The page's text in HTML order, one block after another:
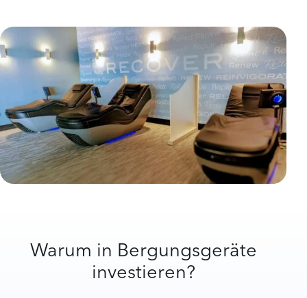
Warum in Bergungsgeräte
investieren?